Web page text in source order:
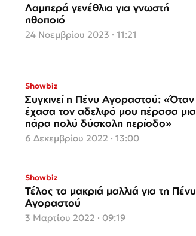
Λαμπερά γενέθλια για γνωστή
ηθοποιό
24 Νοεμβρίου 2023 · 11:21
Showbiz
Συγκινεί η Πένυ Αγοραστού: «Όταν
έχασα τον αδελφό μου πέρασα μια
πάρα πολύ δύσκολη περίοδο»
6 Δεκεμβρίου 2022 · 13:00
Showbiz
Τέλος τα μακριά μαλλιά για τη Πένυ
Αγοραστού
3 Μαρτίου 2022 · 09:19